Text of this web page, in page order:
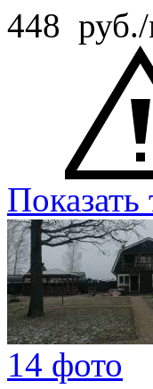
448
Показать
14 фото